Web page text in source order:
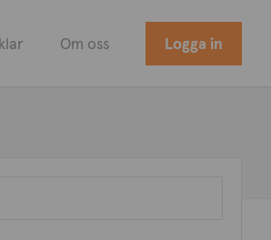
Om oss Logga in